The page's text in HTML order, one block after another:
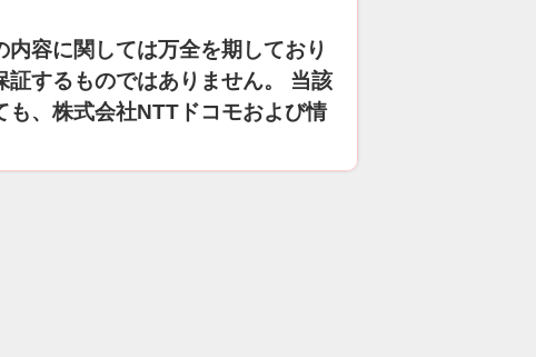
容に関しては万全を期しており
証するものではありません。 当該
、株式会社NTTドコモおよび情